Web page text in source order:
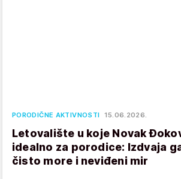
PORODIČNE AKTIVNOSTI 15.06.2026.
Letovalište u koje Novak
idealno za porodice: Izdvaja
čisto more i neviđeni mir